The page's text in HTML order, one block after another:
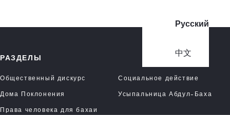
Русский
中文
РАЗДЕЛЫ
Общественный дискурс
Социальное действие
Дома Поклонения
Усыпальница Абдул-Баха
Права человека для бахаи